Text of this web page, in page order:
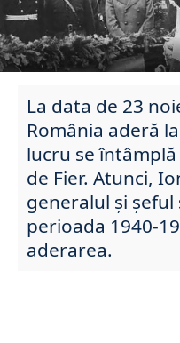
La data de 23
România aderă
lucru se
de Fier. Atunci,
generalul și
perioada 1940-
aderarea.